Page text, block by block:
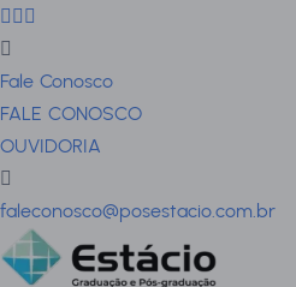
Fale Conosco
FALE CONOSCO
OUVIDORIA
faleconosco@posestacio.com.br